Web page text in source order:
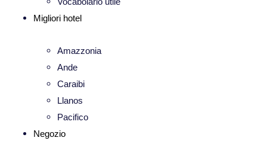
Migliori hotel
Amazzonia
Ande
Caraibi
Llanos
Pacifico
Negozio